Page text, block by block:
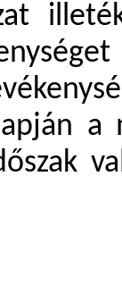
a